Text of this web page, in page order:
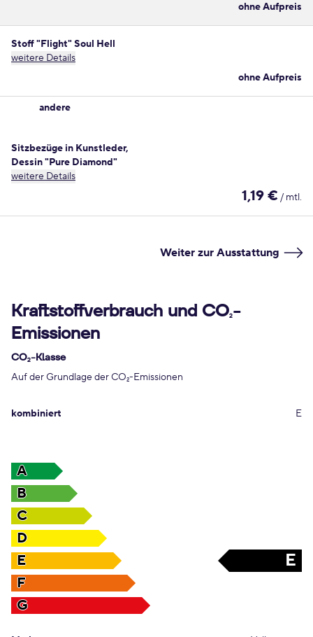
ohne Aufpreis
Stoff "Flight" Soul Hell
weitere Details
ohne Aufpreis
andere
Sitzbezüge in Kunstleder,
Dessin "Pure Diamond"
weitere Details
1,19 € / mtl.
Weiter zur Ausstattung
Kraftstoffverbrauch und CO2-
Emissionen
CO2-Klasse
Auf der Grundlage der CO2-Emissionen
kombiniert E
A
B
C
D
E
E
F
G